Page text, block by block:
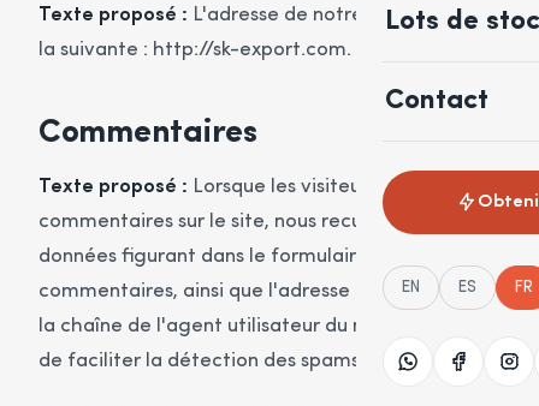
Lots de
Contact
EN ES FR
Texte proposé : L'adresse de notre site web est
la suivante : http://sk-export.com.
Commentaires
Texte proposé : Lorsque les visiteurs laissent des
commentaires sur le site, nous recueillons les
données figurant dans le formulaire de
commentaires, ainsi que l'adresse IP du visiteur et
la chaîne de l'agent utilisateur du navigateur afin
de faciliter la détection des spams.